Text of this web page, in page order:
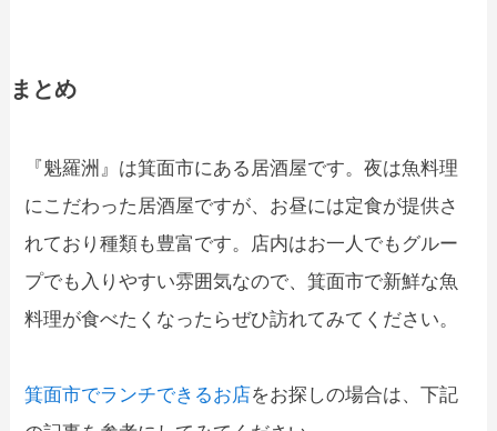
まとめ
『魁羅洲』は箕面市にある居酒屋です。夜は魚料理
にこだわった居酒屋ですが、お昼には定食が提供さ
れており種類も豊富です。店内はお一人でもグルー
プでも入りやすい雰囲気なので、箕面市で新鮮な魚
料理が食べたくなったらぜひ訪れてみてください。
箕面市でランチできるお店をお探しの場合は、下記